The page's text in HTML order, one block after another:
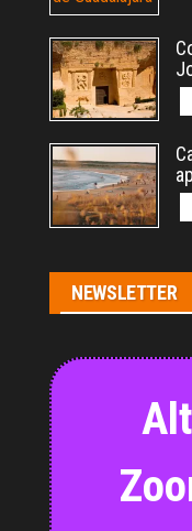
NEWSLETTER